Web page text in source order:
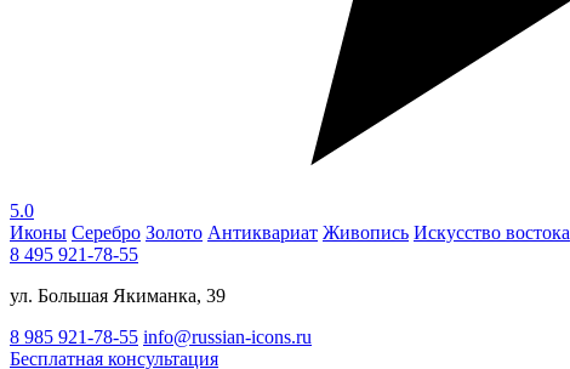
5.0
Иконы Серебро Золото Антиквариат Живопись Искусство востока
8 495 921-78-55
ул. Большая Якиманка, 39
8 985 921-78-55 info@russian-icons.ru
Бесплатная консультация